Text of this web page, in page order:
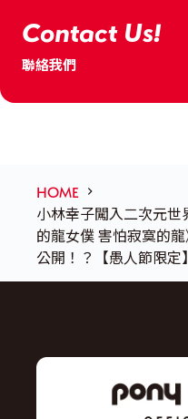
Contact Us!
聯絡我們
HOME
小林幸子闖入二次元
的龍女僕 害怕寂寞的
公開！？【愚人節限定】